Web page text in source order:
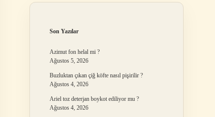
Son Yazılar
Azimut fon helal mi ?
Ağustos 5, 2026
Buzluktan çıkan çiğ köfte nasıl pişirilir ?
Ağustos 4, 2026
Ariel toz deterjan boykot ediliyor mu ?
Ağustos 4, 2026